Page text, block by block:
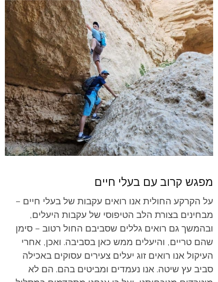
מפגש קרוב עם בעלי חיים
על הקרקע החולית אנו רואים עקבות של בעלי חיים –
מבחינים בצורת הלב הטיפוסי של עקבות היעלים,
ובהמשך גם רואים גללים שסביבם החול רטוב – סימן
שהם טריים, והיעלים ממש כאן בסביבה. ואכן, אחרי
העיקול אנו רואים זוג יעלים צעירים עסוקים באכילה
סביב עץ שיטה. אנו נעמדים ומביטים בהם. הם לא